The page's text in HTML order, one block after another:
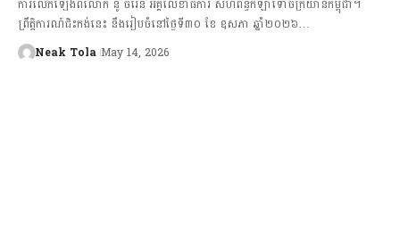
ការលើកឡើងពីលោក នូ ចំរើន អគ្គលេខាធិការ សហព័ន្ធកីឡាទោចក្រយានកម្ពុជា។
ព្រឹត្តិការណ៍ជិះកង់នេះ នឹងរៀបចំនៅថ្ងៃទី៣០ ខែ ឧសភា ឆ្នាំ២០២៦…
Neak Tola May 14, 2026